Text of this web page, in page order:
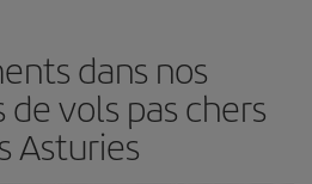
dans nos
vols pas chers
Asturies